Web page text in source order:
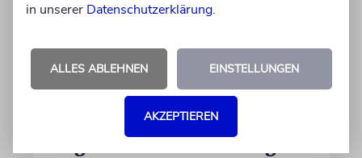
KULTURKOLUMNE
in unserer Datenschutzerklärung.
ALLES ABLEHNEN EINSTELLUNGEN
AKZEPTIEREN